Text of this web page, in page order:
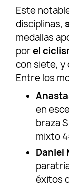
Este
disciplinas,
medallas
porel
con siete,
Entre los
en
braza
mixto
Daniel
éxitos